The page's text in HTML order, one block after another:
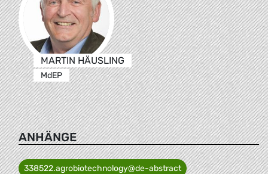
MARTIN HÄUSLING
MdEP
ANHÄNGE
338522.agrobiotechnology@de-abstract